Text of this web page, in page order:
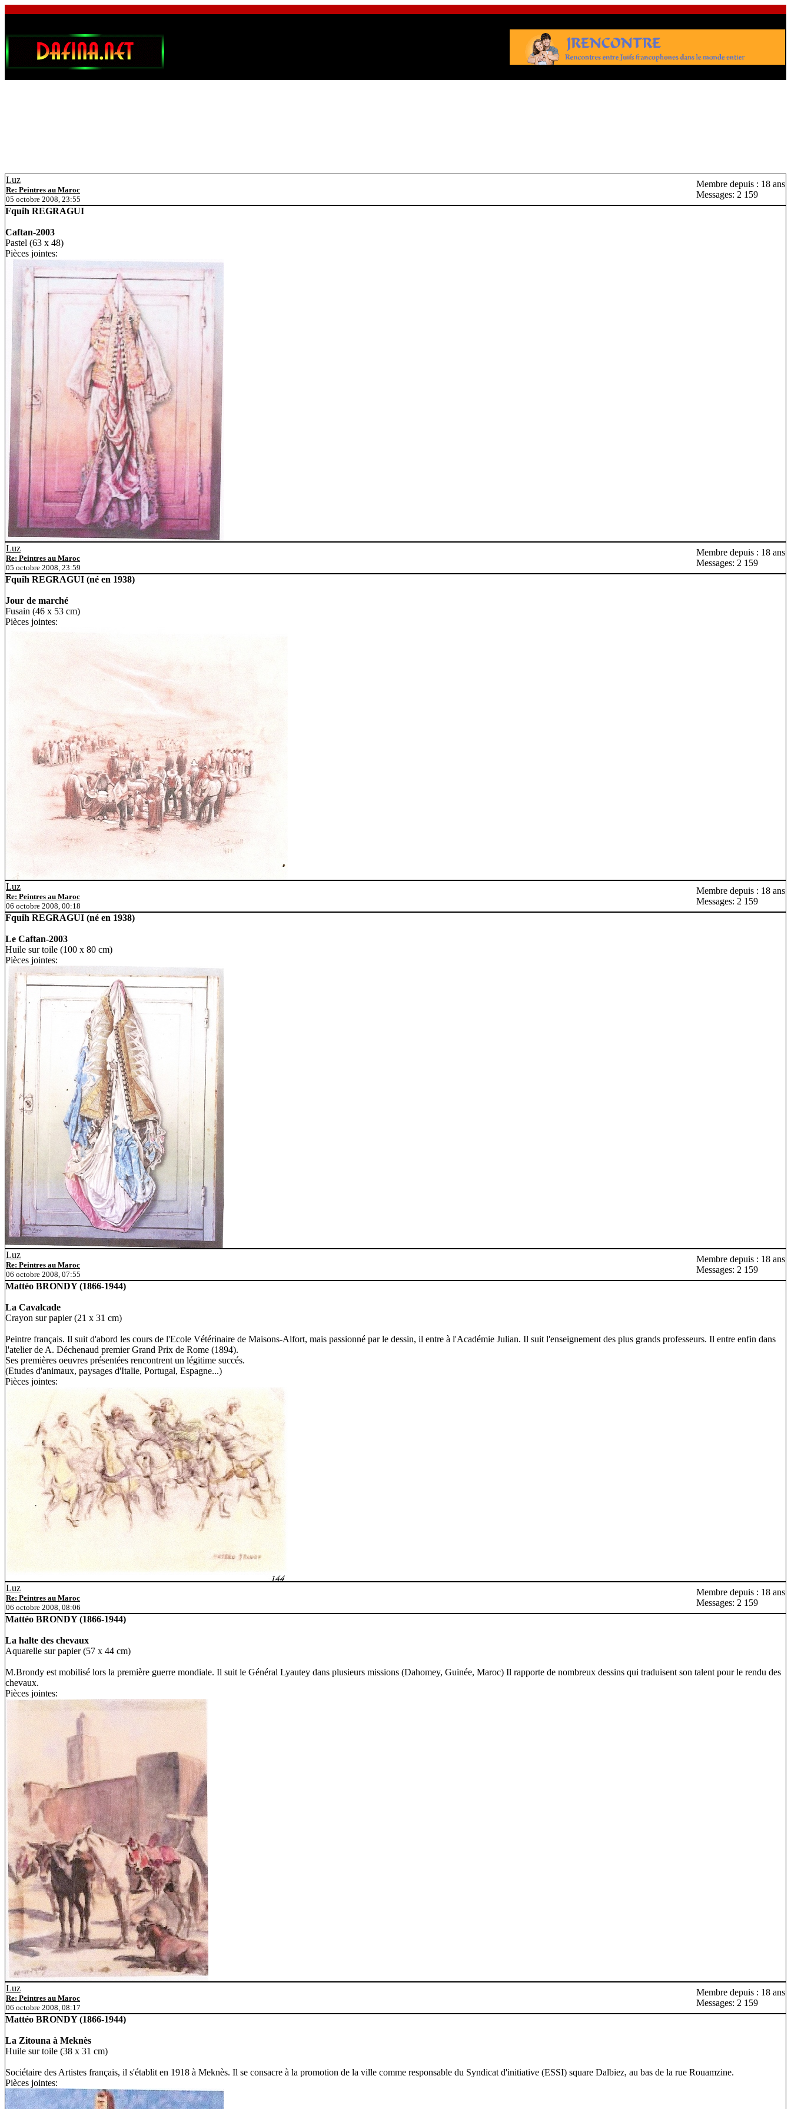
Luz
Re: Peintres au Maroc
05 octobre 2008, 23:55
Membre depuis : 18 ans
Messages: 2 159
Fquih REGRAGUI
Caftan-2003
Pastel (63 x 48)
Pièces jointes:
Luz
Re: Peintres au Maroc
05 octobre 2008, 23:59
Membre depuis : 18 ans
Messages: 2 159
Fquih REGRAGUI (né en 1938)
Jour de marché
Fusain (46 x 53 cm)
Pièces jointes:
Luz
Re: Peintres au Maroc
06 octobre 2008, 00:18
Membre depuis : 18 ans
Messages: 2 159
Fquih REGRAGUI (né en 1938)
Le Caftan-2003
Huile sur toile (100 x 80 cm)
Pièces jointes:
Luz
Re: Peintres au Maroc
06 octobre 2008, 07:55
Membre depuis : 18 ans
Messages: 2 159
Mattéo BRONDY (1866-1944)
La Cavalcade
Crayon sur papier (21 x 31 cm)
Peintre français. Il suit d'abord les cours de l'Ecole Vétérinaire de Maisons-Alfort, mais passionné par le dessin, il entre à l'Académie Julian. Il suit l'enseignement des plus grands professeurs. Il entre enfin dans
l'atelier de A. Déchenaud premier Grand Prix de Rome (1894).
Ses premières oeuvres présentées rencontrent un légitime succés.
(Etudes d'animaux, paysages d'Italie, Portugal, Espagne...)
Pièces jointes:
Luz
Re: Peintres au Maroc
06 octobre 2008, 08:06
Membre depuis : 18 ans
Messages: 2 159
Mattéo BRONDY (1866-1944)
La halte des chevaux
Aquarelle sur papier (57 x 44 cm)
M.Brondy est mobilisé lors la première guerre mondiale. Il suit le Général Lyautey dans plusieurs missions (Dahomey, Guinée, Maroc) Il rapporte de nombreux dessins qui traduisent son talent pour le rendu des
chevaux.
Pièces jointes:
Luz
Re: Peintres au Maroc
06 octobre 2008, 08:17
Membre depuis : 18 ans
Messages: 2 159
Mattéo BRONDY (1866-1944)
La Zitouna à Meknès
Huile sur toile (38 x 31 cm)
Sociétaire des Artistes français, il s'établit en 1918 à Meknès. Il se consacre à la promotion de la ville comme responsable du Syndicat d'initiative (ESSI) square Dalbiez, au bas de la rue Rouamzine.
Pièces jointes: